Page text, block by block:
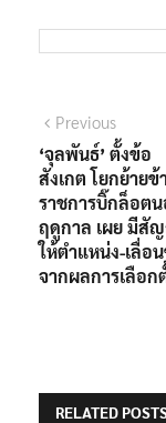
แนะแนว
เรื่อง
PreviousPrevious
post:
‘จุลพันธ์’ ตั้งข้อ
สังเกต โยกย้ายข้
ราชการบิ๊กล็อต
ฤดูกาล เผย มีสั
ให้ตำแหน่ง-เลื่อ
จากผลการเลือก
RELATED